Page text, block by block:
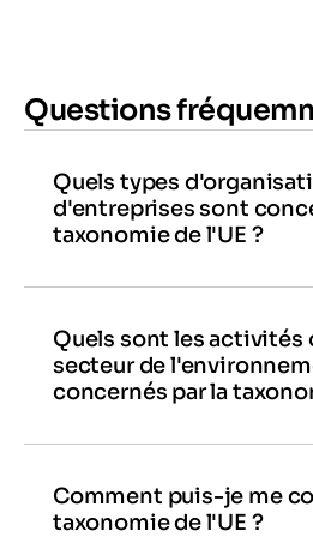
Questions
Quels types
d'entreprises sont
taxonomie de l'UE ?
trois groupes : l'UE et ses
organisations financières
banques, de sociétés de
actuellement couvertes par
Quels sont les activités
secteur de
concernés par la
couverts par la taxonomie
Acquisition et propriété de
Comment puis-je me
taxonomie de l'UE ?